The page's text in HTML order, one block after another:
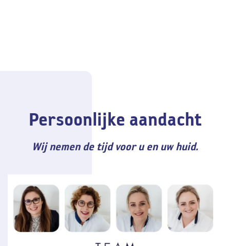
Persoonlijke aandacht
Wij nemen de tijd voor u en uw huid.